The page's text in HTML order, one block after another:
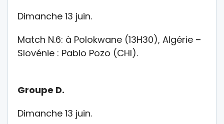
Dimanche 13 juin.
Match N.6: à Polokwane (13H30), Algérie –
Slovénie : Pablo Pozo (CHI).
Groupe D.
Dimanche 13 juin.